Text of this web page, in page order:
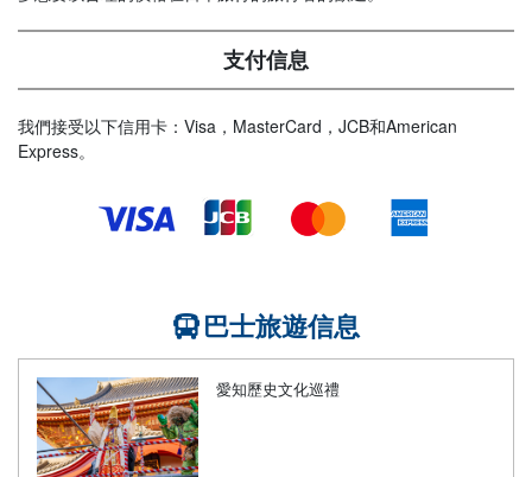
支付信息
我們接受以下信用卡：Visa，MasterCard，JCB和American
Express。
巴士旅遊信息
愛知歷史文化巡禮